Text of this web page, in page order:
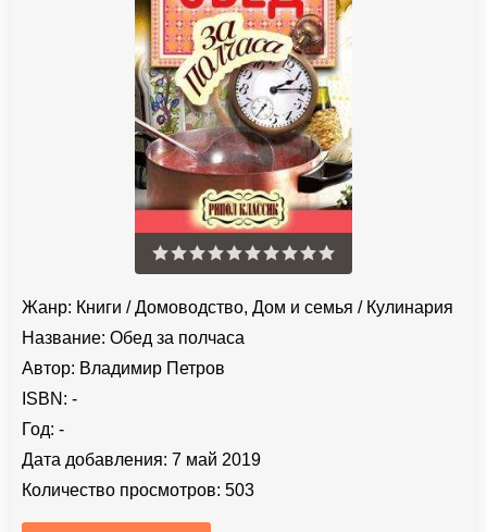
Жанр: Книги /Домоводство, Дом и семья / Кулинария
Название: Обед за полчаса
Автор: Владимир Петров
ISBN: -
Год: -
Дата добавления: 7 май 2019
Количество просмотров: 503